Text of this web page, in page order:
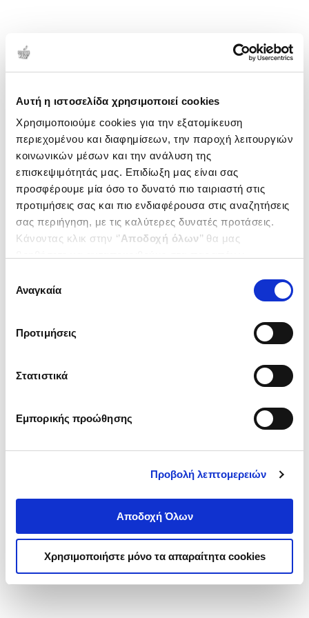
Αυτή η ιστοσελίδα χρησιμοποιεί cookies
Χρησιμοποιούμε cookies για την εξατομίκευση
περιεχομένου και διαφημίσεων, την παροχή λειτουργιών
κοινωνικών μέσων και την ανάλυση της
επισκεψιμότητάς μας. Επιδίωξη μας είναι σας
προσφέρουμε μία όσο το δυνατό πιο ταιριαστή στις
προτιμήσεις σας και πιο ενδιαφέρουσα στις αναζητήσεις
σας περιήγηση, με τις καλύτερες δυνατές προτάσεις.
Κάνοντας κλικ στην ‘’Αποδοχή όλων’’ θα μας
ενδιαφέρουν και να επιλέξετε από τα παρακάτω με την
΄΄και να ενημερωθείτε σχετικά με
συγκατάθεσης
Αναγκαία
Προτιμήσεις
Στατιστικά
Εμπορικής προώθησης
Προβολή λεπτομερειών
Αποδοχή Όλων
Χρησιμοποιήστε μόνο τα απαραίτητα cookies